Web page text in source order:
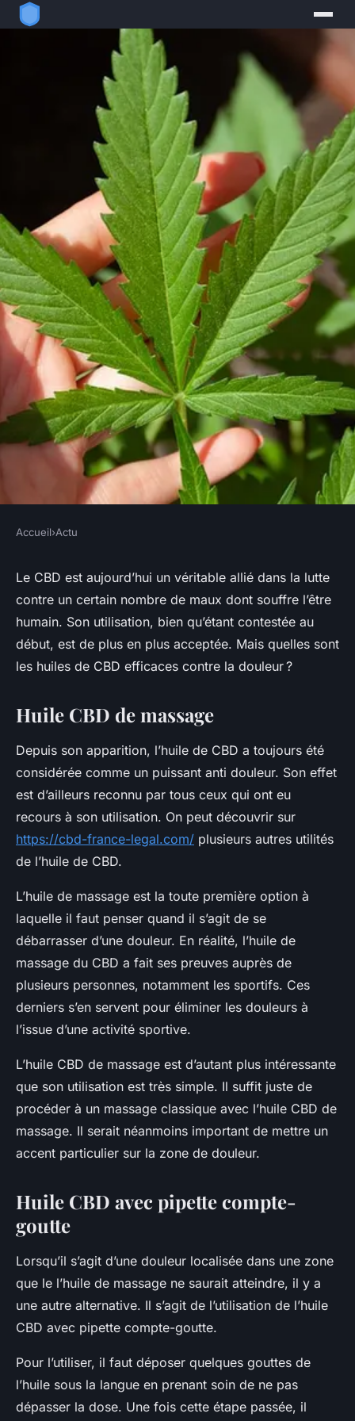
Quelle huile de CBD choisir
pour les douleurs ?
claire• 15 mars 2023 •2 min de lecture
Accueil›Actu
Le CBD est aujourd’hui un véritable allié dans la lutte
contre un certain nombre de maux dont souffre l’être
humain. Son utilisation, bien qu’étant contestée au
début, est de plus en plus acceptée. Mais quelles sont
les huiles de CBD efficaces contre la douleur ?
Huile CBD de massage
Depuis son apparition, l’huile de CBD a toujours été
considérée comme un puissant anti douleur. Son effet
est d’ailleurs reconnu par tous ceux qui ont eu
recours à son utilisation. On peut découvrir sur
https://cbd-france-legal.com/ plusieurs autres utilités
de l’huile de CBD.
L’huile de massage est la toute première option à
laquelle il faut penser quand il s’agit de se
débarrasser d’une douleur. En réalité, l’huile de
massage du CBD a fait ses preuves auprès de
plusieurs personnes, notamment les sportifs. Ces
derniers s’en servent pour éliminer les douleurs à
l’issue d’une activité sportive.
L’huile CBD de massage est d’autant plus intéressante
que son utilisation est très simple. Il suffit juste de
procéder à un massage classique avec l’huile CBD de
massage. Il serait néanmoins important de mettre un
accent particulier sur la zone de douleur.
Huile CBD avec pipette compte-
goutte
Lorsqu’il s’agit d’une douleur localisée dans une zone
que le l’huile de massage ne saurait atteindre, il y a
une autre alternative. Il s’agit de l’utilisation de l’huile
CBD avec pipette compte-goutte.
Pour l’utiliser, il faut déposer quelques gouttes de
l’huile sous la langue en prenant soin de ne pas
dépasser la dose. Une fois cette étape passée, il